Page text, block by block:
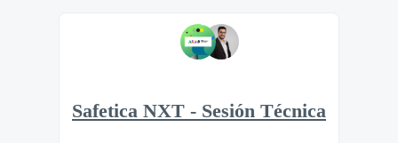
Safetica NXT - Sesión Técnica